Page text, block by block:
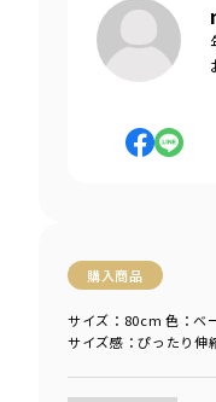
購入商品
サイズ感 ：ぴったり伸
サイズ：80cm 色：ベ